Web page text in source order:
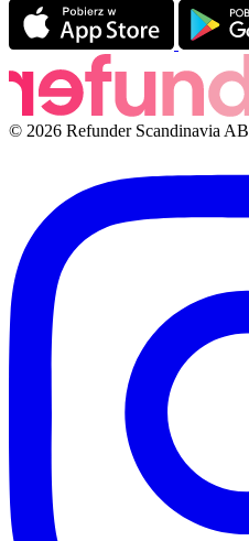
© 2026 Refunder Scandinavia AB